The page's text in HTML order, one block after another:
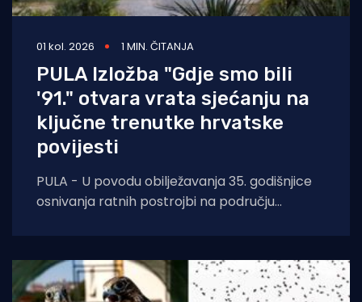
01 kol. 2026 1 MIN. ČITANJA
PULA Izložba "Gdje smo bili
'91." otvara vrata sjećanju na
ključne trenutke hrvatske
povijesti
PULA - U povodu obilježavanja 35. godišnjice
osnivanja ratnih postrojbi na području